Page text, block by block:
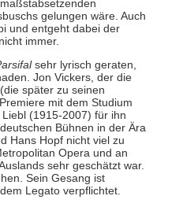
gelungen wäre. Auch
und entgeht dabei der
immer.
sehr lyrisch geraten,
Jon Vickers, der die
später zu seinen
mit dem Studium
(1915-2007) für ihn
Bühnen in der Ära
Hans Hopf nicht viel zu
Opera und an
sehr geschätzt war.
Sein Gesang ist
Legato verpflichtet.